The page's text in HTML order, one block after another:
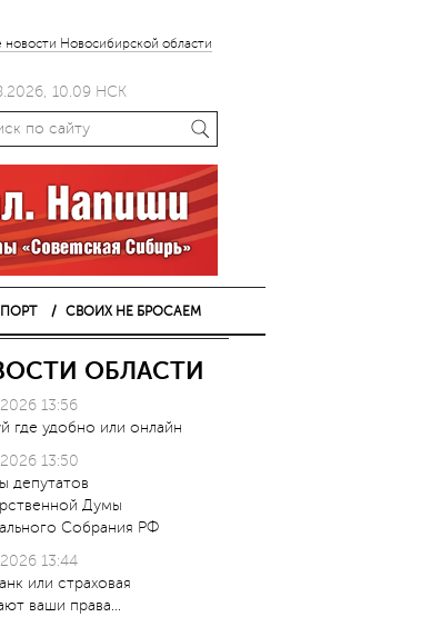
новости Новосибирской области
10.09 НСК
СВОИХ НЕ БРОСАЕМ
ОБЛАСТИ
13:56
где удобно или онлайн
13:50
депутатов
Думы
Собрания РФ
13:44
или страховая
ваши права…